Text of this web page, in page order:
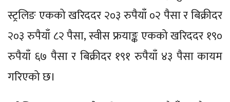
स्ट्रलिङ एकको खरिददर २०३ रुपैयाँ ०२ पैसा र बिक्रीदर
२०३ रुपैयाँ ८२ पैसा, स्वीस फ्रयाङ्क एकको खरिददर १९०
रुपैयाँ ६७ पैसा र बिक्रीदर १९१ रुपैयाँ ४३ पैसा कायम
गरिएको छ।